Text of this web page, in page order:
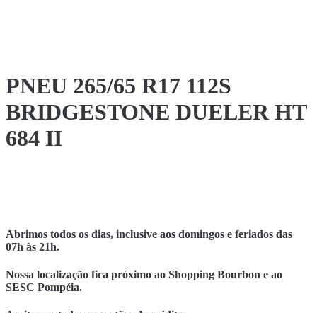
PNEU 265/65 R17 112S
BRIDGESTONE DUELER HT
684 II
Abrimos todos os dias, inclusive aos domingos e feriados das
07h às 21h.
Nossa localização fica próximo ao Shopping Bourbon e ao
SESC Pompéia.